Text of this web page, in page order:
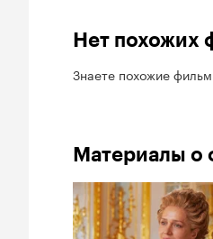
Нет похожих
Знаете похожие
Материалы о